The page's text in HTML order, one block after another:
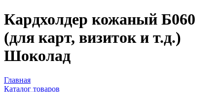
Кардхолдер кожаный Б060
(для карт, визиток и т.д.)
Шоколад
Главная
Каталог товаров